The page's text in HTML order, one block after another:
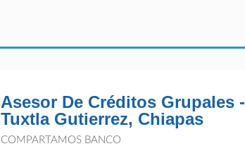
Asesor De Créditos Grupales -
Tuxtla Gutierrez, Chiapas
COMPARTAMOS BANCO